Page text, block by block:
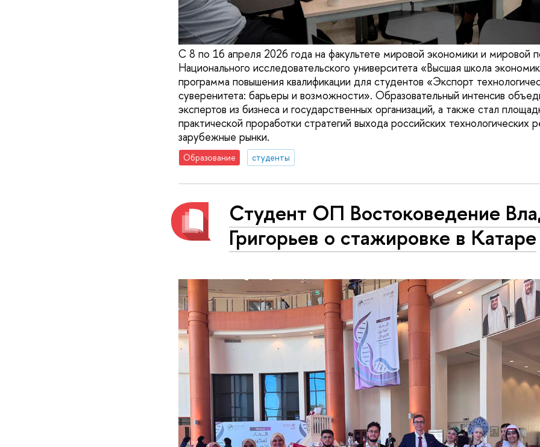
С 8 по 16 апреля 2026 года на факультете мировой экономики и мировой
Национального исследовательского университета «Высшая школа
программа повышения квалификации для студентов «Экспорт
суверенитета: барьеры и возможности». Образовательный интенсив
экспертов из бизнеса и государственных организаций, а также стал
практической проработки стратегий выхода российских технологических
зарубежные рынки.
Образование студенты
Студент ОП Востоковедение
Григорьев о стажировке в Катаре